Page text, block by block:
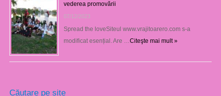
vederea promovării
07/12/2023
Spread the loveSiteul www.vrajitoarero.com s-a
modificat esențial. Are …Citeşte mai mult »
Căutare pe site